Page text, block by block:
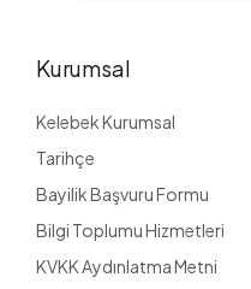
Kurumsal
Kelebek Kurumsal
Tarihçe
Bayilik Başvuru Formu
Bilgi Toplumu Hizmetleri
KVKK Aydınlatma Metni